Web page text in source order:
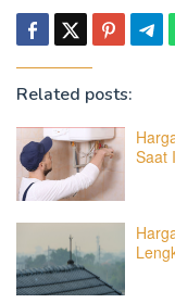
Related posts:
Saat